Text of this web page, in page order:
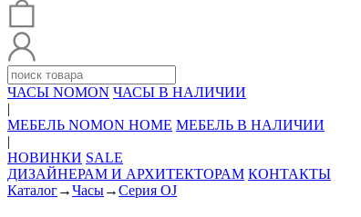
ЧАСЫ NOMON ЧАСЫ В НАЛИЧИИ
|
МЕБЕЛЬ NOMON HOME МЕБЕЛЬ В НАЛИЧИИ
|
НОВИНКИ SALE
ДИЗАЙНЕРАМ И АРХИТЕКТОРАМ КОНТАКТЫ
Каталог→Часы→Серия OJ